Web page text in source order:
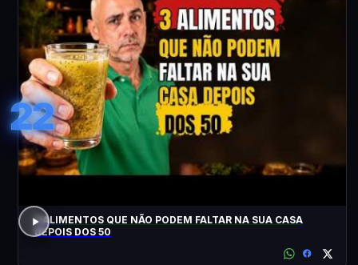
22
3 ALIMENTOS QUE NÃO PODEM FALTAR NA SUA CASA
DEPOIS DOS 50